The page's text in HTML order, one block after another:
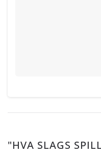
"HVA SLAGS